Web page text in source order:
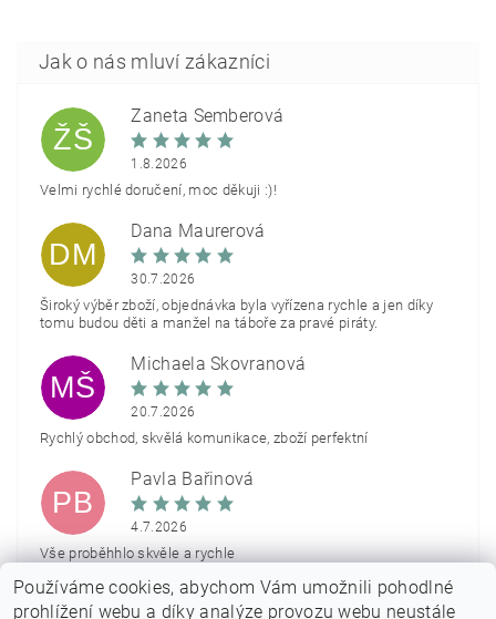
ŽŠ
Žaneta Šemberová
1.8.2026
Velmi rychlé doručení, moc děkuji :)!
DM
Dana Maurerová
30.7.2026
Široký výběr zboží, objednávka byla vyřízena rychle a jen díky
tomu budou děti a manžel na táboře za pravé piráty.
MŠ
Michaela Škovranová
20.7.2026
Rychlý obchod, skvělá komunikace, zboží perfektní
PB
Pavla Bařinová
4.7.2026
Vše proběhhlo skvěle a rychle
Zobrazit další hodnocení
Používáme cookies, abychom Vám umožnili pohodlné
prohlížení webu a díky analýze provozu webu neustále